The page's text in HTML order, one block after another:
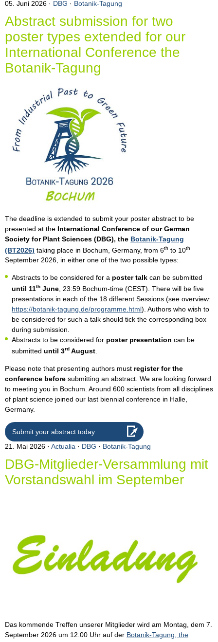
05. Juni 2026 DBG · Botanik-Tagung
Abstract submission for two
poster types extended for our
International Conference the
Botanik-Tagung
The deadline is extended to submit your poster abstract to be
presented at the International Conference of our German
Society for Plant Sciences (DBG), the Botanik-Tagung
(BT2026) taking place in Bochum, Germany, from 6th to 10th
September 2026, in either one of the two possible types:
Abstracts to be considered for a poster talk can be submitted
until 11th June , 23:59 Bochum-time (CEST). There will be five
presentations in each of the 18 different Sessions (see overview:
https://botanik-tagung.de/programme.html). Authors who wish to
be considered for such a talk should tick the corresponding box
during submission.
Abstracts to be considered for poster presentation can be
submitted until 3rd August
Please note that presenting authors must register for the
conference before submitting an abstract. We are looking forward
to meeting you in Bochum. Around 600 scientists from all disciplines
of plant science joined our last biennial conference in Halle,
Germany.
Submit your abstract today
21. Mai 2026
Actualia · DBG · Botanik-Tagung
DBG-Mitglieder-Versammlung mit
Vorstandswahl im September
Das kommende Treffen unserer Mitglieder wird am Montag, dem 7.
September 2026 um 12:00 Uhr auf der Botanik-Tagung, the